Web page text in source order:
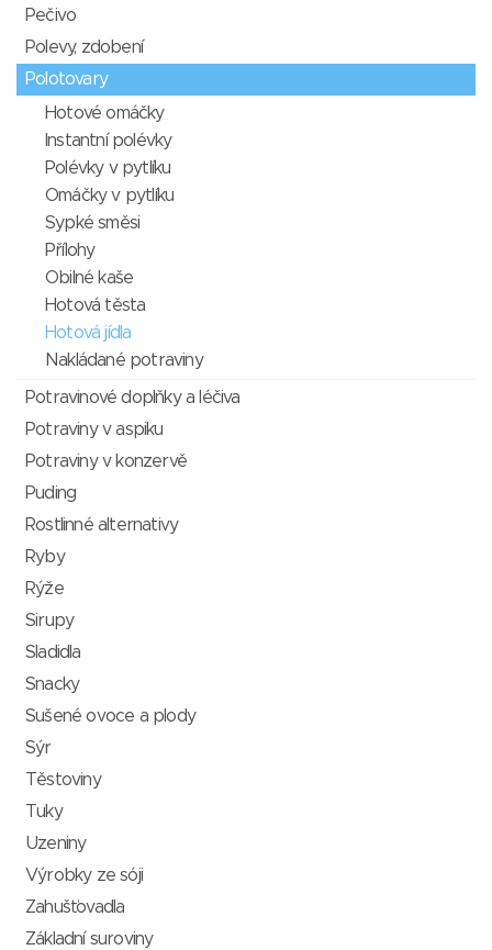
Pečivo
Polevy, zdobení
Polotovary
Hotové omáčky
Instantní polévky
Polévky v pytlíku
Omáčky v pytlíku
Sypké směsi
Přílohy
Obilné kaše
Hotová těsta
Hotová jídla
Nakládané potraviny
Potravinové doplňky a léčiva
Potraviny v aspiku
Potraviny v konzervě
Puding
Rostlinné alternativy
Ryby
Rýže
Sirupy
Sladidla
Snacky
Sušené ovoce a plody
Sýr
Těstoviny
Tuky
Uzeniny
Výrobky ze sóji
Zahušťovadla
Základní suroviny